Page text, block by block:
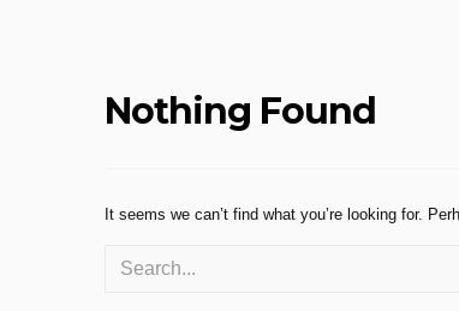
Nothing Found
It seems we can’t find what you’re looking for.